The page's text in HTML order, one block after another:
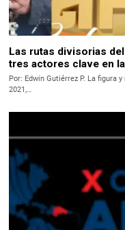
Las rutas divisorias
tres actores clave en
Por: Edwin Gutiérrez P. La figura
2021,…